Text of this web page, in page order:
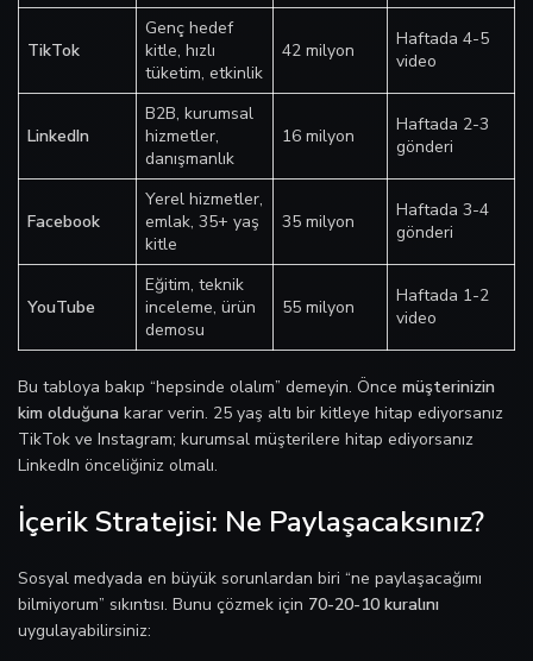
TikTok
Genç hedef
kitle, hızlı
tüketim, etkinlik
42 milyon
Haftada 4-5
video
LinkedIn
B2B, kurumsal
hizmetler,
danışmanlık
16 milyon
Haftada 2-3
gönderi
Facebook
Yerel hizmetler,
emlak, 35+ yaş
kitle
35 milyon
Haftada 3-4
gönderi
YouTube
Eğitim, teknik
inceleme, ürün
demosu
55 milyon
Haftada 1-2
video
Bu tabloya bakıp “hepsinde olalım” demeyin. Önce müşterinizin
kim olduğuna karar verin. 25 yaş altı bir kitleye hitap ediyorsanız
TikTok ve Instagram; kurumsal müşterilere hitap ediyorsanız
LinkedIn önceliğiniz olmalı.
İçerik Stratejisi: Ne Paylaşacaksınız?
Sosyal medyada en büyük sorunlardan biri “ne paylaşacağımı
bilmiyorum” sıkıntısı. Bunu çözmek için 70-20-10 kuralını
uygulayabilirsiniz: